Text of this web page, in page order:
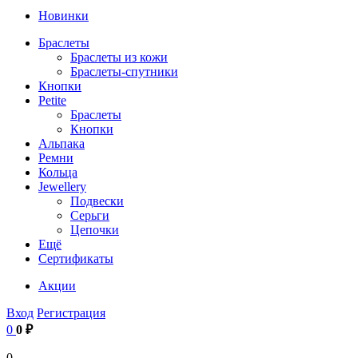
Новинки
Браслеты
Браслеты из кожи
Браслеты-спутники
Кнопки
Petite
Браслеты
Кнопки
Альпака
Ремни
Кольца
Jewellery
Подвески
Серьги
Цепочки
Ещё
Сертификаты
Акции
Вход Регистрация
0 0 ₽